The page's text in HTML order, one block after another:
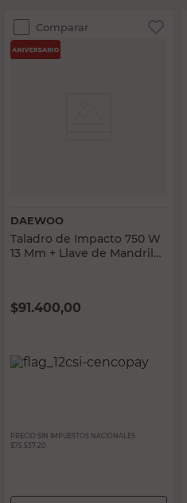
Comparar
DAEWOO
Taladro de Impacto 750 W
13 Mm + Llave de Mandril
$91.400,00
PRECIO SIN IMPUESTOS NACIONALES:
$75.537,20